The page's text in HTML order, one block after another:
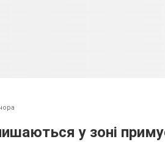
у зоні